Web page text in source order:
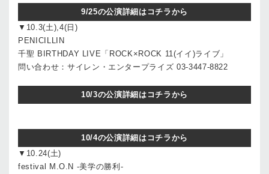
9/25の公演詳細はコチラから
▼10.3(土),4(日)
PENICILLIN
千聖 BIRTHDAY LIVE「ROCK×ROCK 11(イイ)ライブ」
問い合わせ：サイレン・エンタープライズ 03-3447-8822
10/3の公演詳細はコチラから
10/4の公演詳細はコチラから
▼10.24(土)
festival M.O.N -美学の勝利-